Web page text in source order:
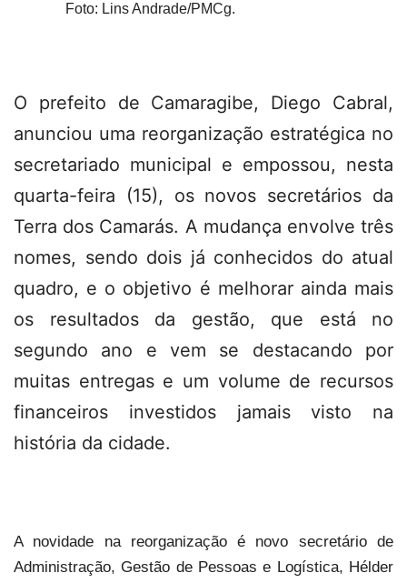
Foto: Lins Andrade/PMCg.
O prefeito de Camaragibe, Diego Cabral,
anunciou uma reorganização estratégica no
secretariado municipal e empossou, nesta
quarta-feira (15), os novos secretários da
Terra dos Camarás. A mudança envolve três
nomes, sendo dois já conhecidos do atual
quadro, e o objetivo é melhorar ainda mais
os resultados da gestão, que está no
segundo ano e vem se destacando por
muitas entregas e um volume de recursos
financeiros investidos jamais visto na
história da cidade.
A novidade na reorganização é novo secretário de
Administração, Gestão de Pessoas e Logística, Hélder